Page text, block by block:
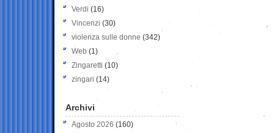
Verdi (16)
Vincenzi (30)
violenza sulle donne (342)
Web (1)
Zingaretti (10)
zingari (14)
Archivi
Agosto 2026 (160)